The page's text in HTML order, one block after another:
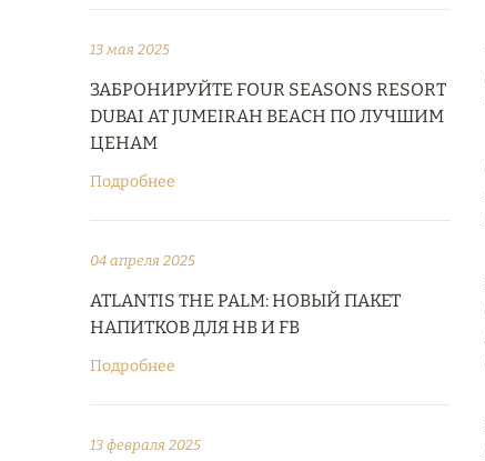
13 мая 2025
ЗАБРОНИРУЙТЕ FOUR SEASONS RESORT
DUBAI AT JUMEIRAH BEACH ПО ЛУЧШИМ
ЦЕНАМ
Подробнее
04 апреля 2025
ATLANTIS THE PALM: НОВЫЙ ПАКЕТ
НАПИТКОВ ДЛЯ HB И FB
Подробнее
13 февраля 2025